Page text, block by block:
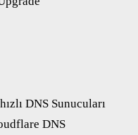
DNS Sunucuları
DNS